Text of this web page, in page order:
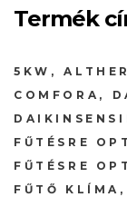
Termék
5KW
COMFORA
FŰTÉSRE
FŰTÉSRE
FŰTŐ KLÍMA